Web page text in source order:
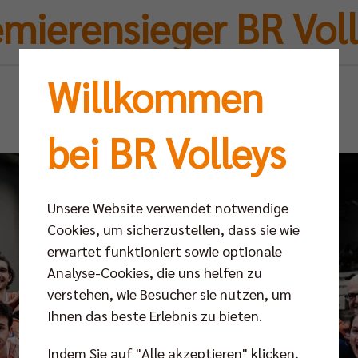
BR
Mo 03.10.2022
Willkommen
bei BR Volleys
Unsere Website verwendet notwendige
Cookies, um sicherzustellen, dass sie wie
erwartet funktioniert sowie optionale
Analyse-Cookies, die uns helfen zu
verstehen, wie Besucher sie nutzen, um
Ihnen das beste Erlebnis zu bieten.
Indem Sie auf "Alle akzeptieren" klicken,